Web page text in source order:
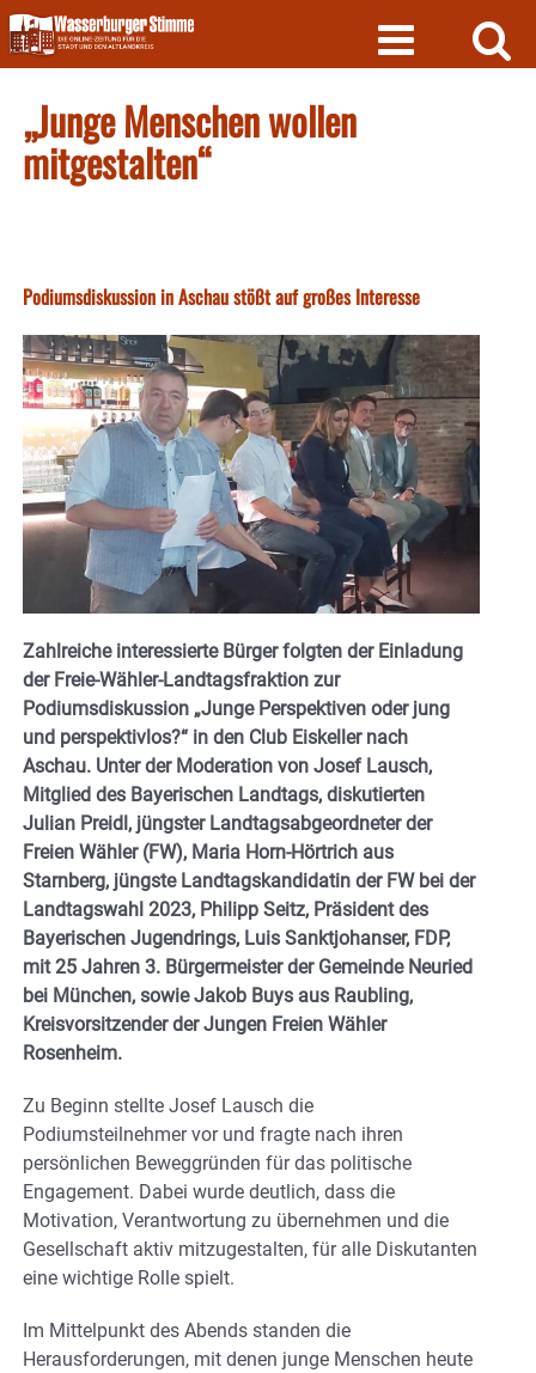
Skip
to
content
„Junge Menschen wollen
mitgestalten“
Podiumsdiskussion in Aschau stößt auf großes Interesse
Zahlreiche interessierte Bürger folgten der Einladung
der Freie-Wähler-Landtagsfraktion zur
Podiumsdiskussion „Junge Perspektiven oder jung
und perspektivlos?“ in den Club Eiskeller nach
Aschau. Unter der Moderation von Josef Lausch,
Mitglied des Bayerischen Landtags, diskutierten
Julian Preidl, jüngster Landtagsabgeordneter der
Freien Wähler (FW), Maria Horn-Hörtrich aus
Starnberg, jüngste Landtagskandidatin der FW bei der
Landtagswahl 2023, Philipp Seitz, Präsident des
Bayerischen Jugendrings, Luis Sanktjohanser, FDP,
mit 25 Jahren 3. Bürgermeister der Gemeinde Neuried
bei München, sowie Jakob Buys aus Raubling,
Kreisvorsitzender der Jungen Freien Wähler
Rosenheim.
Zu Beginn stellte Josef Lausch die
Podiumsteilnehmer vor und fragte nach ihren
persönlichen Beweggründen für das politische
Engagement. Dabei wurde deutlich, dass die
Motivation, Verantwortung zu übernehmen und die
Gesellschaft aktiv mitzugestalten, für alle Diskutanten
eine wichtige Rolle spielt.
Im Mittelpunkt des Abends standen die
Herausforderungen, mit denen junge Menschen heute